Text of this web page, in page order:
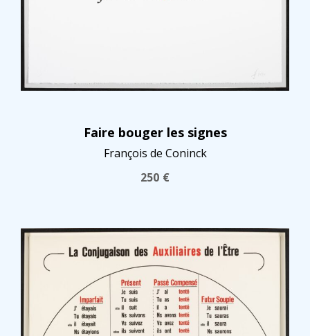
Faire bouger les signes
François de Coninck
250 €